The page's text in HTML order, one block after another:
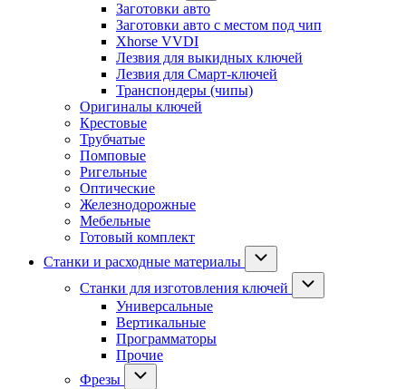
Заготовки авто
Заготовки авто с местом под чип
Xhorse VVDI
Лезвия для выкидных ключей
Лезвия для Смарт-ключей
Транспондеры (чипы)
Оригиналы ключей
Крестовые
Трубчатые
Помповые
Ригельные
Оптические
Железнодорожные
Мебельные
Готовый комплект
Станки и расходные материалы
Станки для изготовления ключей
Универсальные
Вертикальные
Программаторы
Прочие
Фрезы